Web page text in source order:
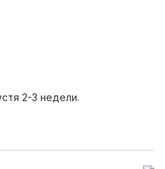
2-3 недели.